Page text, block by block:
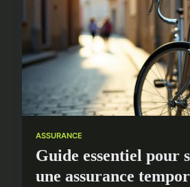
ASSURANCE
Guide essentiel pour
une assurance